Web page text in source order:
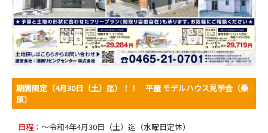
期間限定（4月30日（土）迄）！！ 平屋 モデルハウス見学会（桑
原）
日程： ～令和4年4月30日（土）迄（水曜日定休）